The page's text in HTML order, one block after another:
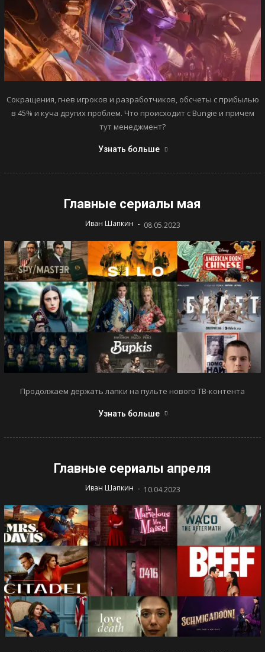
Сокращения, гнев игроков и разработчиков, обсчеты с прибылью
в 45% и куча других проблем. Что происходит с Bungie и причем
тут менеджмент?
Узнать больше
Главные сериалы мая
Иван Шапкин - 08.05.2023
Продолжаем держать лапки на пульте нового ТВ-контента
Узнать больше
Главные сериалы апреля
Иван Шапкин - 10.04.2023